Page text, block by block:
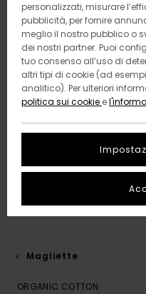
Magliette
ORGANIC COTTON
personalizzati, misurare
pubblicità, per fornire
meglio il nostro pubblico o
dei nostri partner. Puoi
tuo consenso all’uso di
altri tipi di cookie (ad
analitico). Per ulteriori
politica sui cookie e